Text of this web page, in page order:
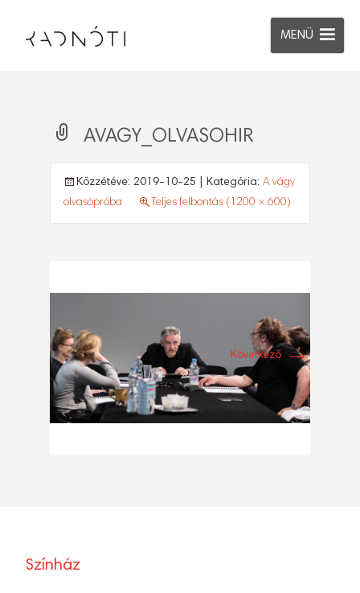
MENÜ
AVAGY_OLVASOHIR
Közzétéve: 2019-10-25 | Kategória: A vágy
olvasópróba
Teljes felbontás (1200 × 600)
Következő →
Színház